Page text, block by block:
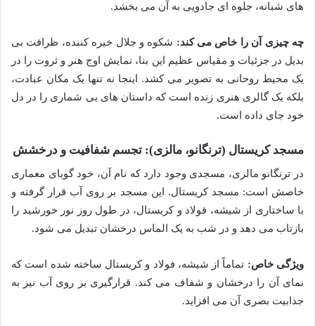
های شبانه، جلوه ای جادویی به آن می بخشد.
چه چیزی آن را خاص می کند: شکوه و جلال خیره کننده، ظرافت بی
بدیل در جزئیات و مقیاس عظیم این بنا، نمایش اوج هنر و ثروت را در
یک محیط روحانی به تصویر می کشد. اینجا نه تنها یک مکان عبادت،
بلکه یک گالری هنری زنده است که داستان های بی شماری را در دل
خود جای داده است.
مسجد کریستال (ترنگانو، مالزی): تجسم شفافیت و درخشش
در ترنگانو مالزی، مسجدی وجود دارد که نام آن، خود گویای معماری
خاصش است: مسجد کریستال. این مسجد بر روی آب قرار گرفته و
با ساختاری از شیشه، فولاد و کریستال، در طول روز نور خورشید را
بازتاب می دهد و در شب به یک الماس درخشان تبدیل می شود.
ویژگی خاص: تماماً از شیشه، فولاد و کریستال ساخته شده است که
نمای آن را درخشان و شفاف می کند. قرارگیری بر روی آب نیز به
جذابیت بصری آن می افزاید.